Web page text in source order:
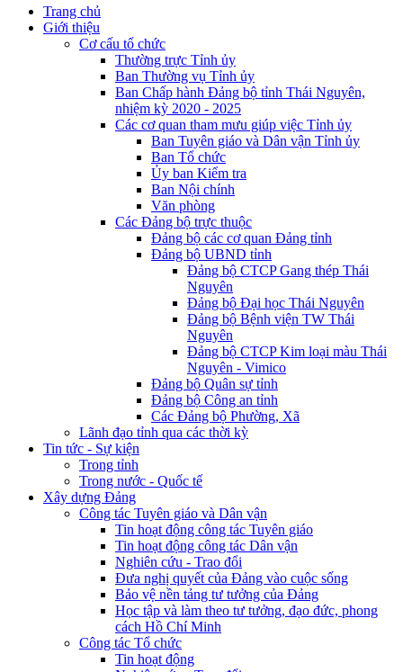
Trang chủ
Giới thiệu
Cơ cấu tổ chức
Thường trực Tỉnh ủy
Ban Thường vụ Tỉnh ủy
Ban Chấp hành Đảng bộ tỉnh Thái Nguyên,
nhiệm kỳ 2020 - 2025
Các cơ quan tham mưu giúp việc Tỉnh ủy
Ban Tuyên giáo và Dân vận Tỉnh ủy
Ban Tổ chức
Ủy ban Kiểm tra
Ban Nội chính
Văn phòng
Các Đảng bộ trực thuộc
Đảng bộ các cơ quan Đảng tỉnh
Đảng bộ UBND tỉnh
Đảng bộ CTCP Gang thép Thái
Nguyên
Đảng bộ Đại học Thái Nguyên
Đảng bộ Bệnh viện TW Thái
Nguyên
Đảng bộ CTCP Kim loại màu Thái
Nguyên - Vimico
Đảng bộ Quân sự tỉnh
Đảng bộ Công an tỉnh
Các Đảng bộ Phường, Xã
Lãnh đạo tỉnh qua các thời kỳ
Tin tức - Sự kiện
Trong tỉnh
Trong nước - Quốc tế
Xây dựng Đảng
Công tác Tuyên giáo và Dân vận
Tin hoạt động công tác Tuyên giáo
Tin hoạt động công tác Dân vận
Nghiên cứu - Trao đổi
Đưa nghị quyết của Đảng vào cuộc sống
Bảo vệ nền tảng tư tưởng của Đảng
Học tập và làm theo tư tưởng, đạo đức, phong
cách Hồ Chí Minh
Công tác Tổ chức
Tin hoạt động